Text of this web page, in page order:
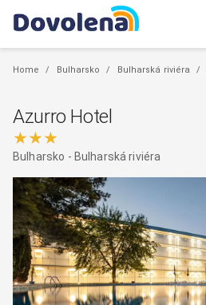
Home / Bulharsko / Bulharská riviéra /
Azurro Hotel
★★★
Bulharsko - Bulharská riviéra